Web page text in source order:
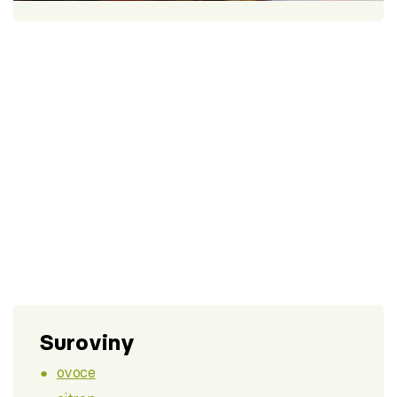
Suroviny
ovoce